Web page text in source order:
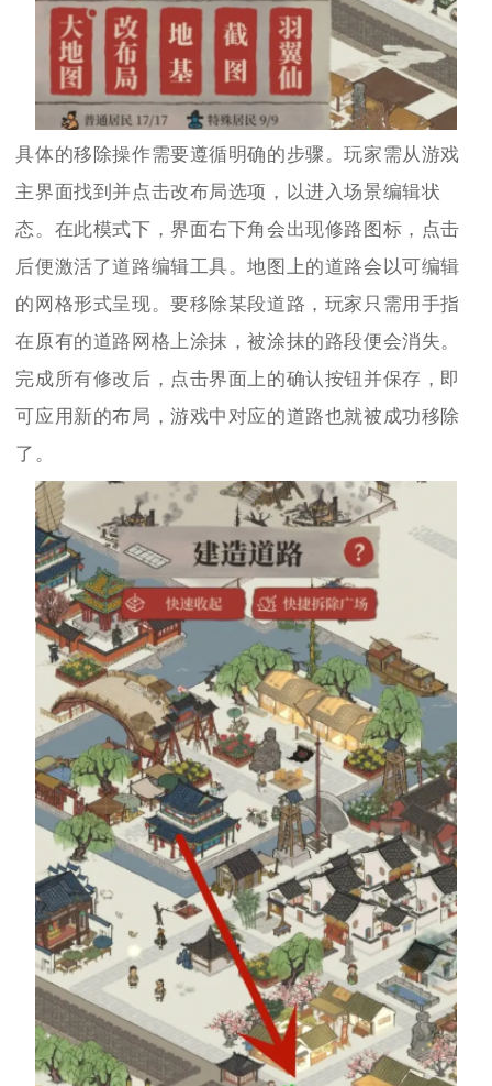
具体的移除操作需要遵循明确的步骤。玩家需从游戏
主界面找到并点击改布局选项，以进入场景编辑状
态。在此模式下，界面右下角会出现修路图标，点击
后便激活了道路编辑工具。地图上的道路会以可编辑
的网格形式呈现。要移除某段道路，玩家只需用手指
在原有的道路网格上涂抹，被涂抹的路段便会消失。
完成所有修改后，点击界面上的确认按钮并保存，即
可应用新的布局，游戏中对应的道路也就被成功移除
了。